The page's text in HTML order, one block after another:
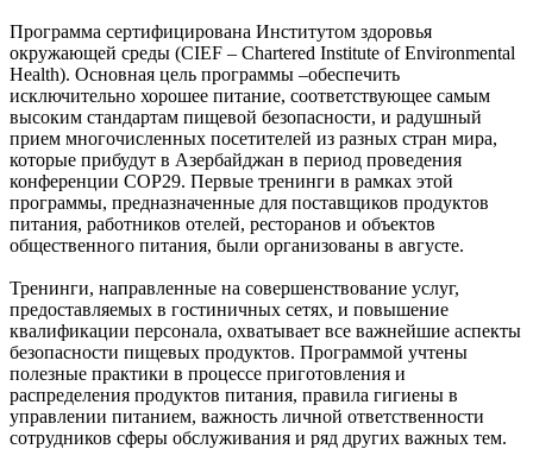
Программа сертифицирована Институтом здоровья
окружающей среды (CIEF – Chartered Institute of Environmental
Health). Основная цель программы –обеспечить
исключительно хорошее питание, соответствующее самым
высоким стандартам пищевой безопасности, и радушный
прием многочисленных посетителей из разных стран мира,
которые прибудут в Азербайджан в период проведения
конференции CОР29. Первые тренинги в рамках этой
программы, предназначенные для поставщиков продуктов
питания, работников отелей, ресторанов и объектов
общественного питания, были организованы в августе.
Тренинги, направленные на совершенствование услуг,
предоставляемых в гостиничных сетях, и повышение
квалификации персонала, охватывает все важнейшие аспекты
безопасности пищевых продуктов. Программой учтены
полезные практики в процессе приготовления и
распределения продуктов питания, правила гигиены в
управлении питанием, важность личной ответственности
сотрудников сферы обслуживания и ряд других важных тем.